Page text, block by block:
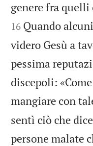
genere fra quelli
16 Quando
videro Gesù a
pessima
discepoli:
mangiare con
sentì ciò che
persone malate